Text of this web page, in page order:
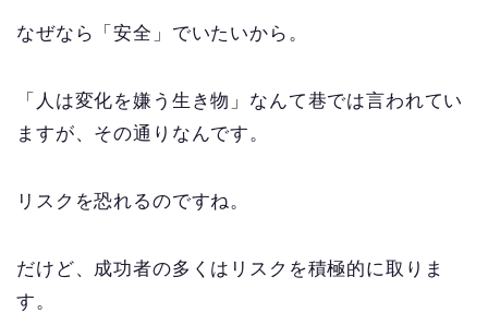
なぜなら「安全」でいたいから。
「人は変化を嫌う生き物」なんて巷では言われてい
ますが、その通りなんです。
リスクを恐れるのですね。
だけど、成功者の多くはリスクを積極的に取りま
す。